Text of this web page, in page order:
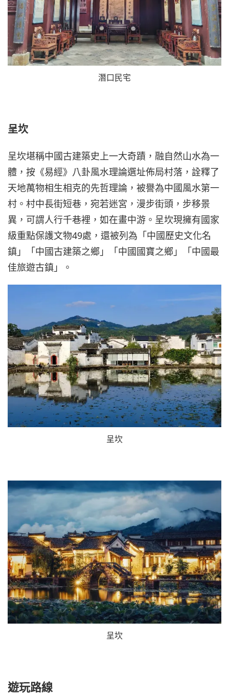
潛口民宅
呈坎
呈坎堪稱中國古建築史上一大奇蹟，融自然山水為一
體，按《易經》八卦風水理論選址佈局村落，詮釋了
天地萬物相生相克的先哲理論，被譽為中國風水第一
村。村中長街短巷，宛若迷宮，漫步街頭，步移景
異，可謂人行千巷裡，如在畫中游。呈坎現擁有國家
級重點保護文物49處，還被列為「中國歷史文化名
鎮」「中國古建築之鄉」「中國國寶之鄉」「中國最
佳旅遊古鎮」。
呈坎
呈坎
遊玩路線